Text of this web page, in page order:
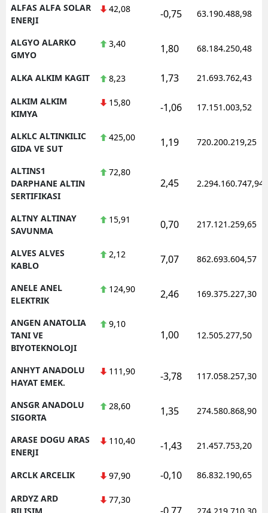
ALFAS ALFA SOLAR
ENERJI
42,08 -0,75 63.190.488,98
ALGYO ALARKO
GMYO
3,40 1,80 68.184.250,48
ALKA ALKIM KAGIT 8,23 1,73 21.693.762,43
ALKIM ALKIM
KIMYA
15,80 -1,06 17.151.003,52
ALKLC ALTINKILIC
GIDA VE SUT
425,00 1,19 720.200.219,25
ALTINS1
DARPHANE ALTIN
SERTIFIKASI
72,80
2,45 2.294.160.747,94
ALTNY ALTINAY
SAVUNMA
15,91 0,70 217.121.259,65
ALVES ALVES
KABLO
2,12 7,07 862.693.604,57
ANELE ANEL
ELEKTRIK
124,90 2,46 169.375.227,30
ANGEN ANATOLIA
TANI VE
BIYOTEKNOLOJI
9,10
1,00 12.505.277,50
ANHYT ANADOLU
HAYAT EMEK.
111,90 -3,78 117.058.257,30
ANSGR ANADOLU
SIGORTA
28,60 1,35 274.580.868,90
ARASE DOGU ARAS
ENERJI
110,40 -1,43 21.457.753,20
ARCLK ARCELIK 97,90 -0,10 86.832.190,65
ARDYZ ARD
BILISIM
77,30
-0,77 274.219.710,30